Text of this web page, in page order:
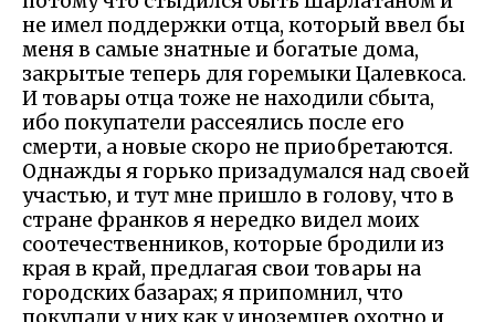
не имел поддержки отца, который ввел бы
меня в самые знатные и богатые дома,
закрытые теперь для горемыки Цалевкоса.
И товары отца тоже не находили сбыта,
ибо покупатели рассеялись после его
смерти, а новые скоро не приобретаются.
Однажды я горько призадумался над своей
участью, и тут мне пришло в голову, что в
стране франков я нередко видел моих
соотечественников, которые бродили из
края в край, предлагая свои товары на
городских базарах; я припомнил, что